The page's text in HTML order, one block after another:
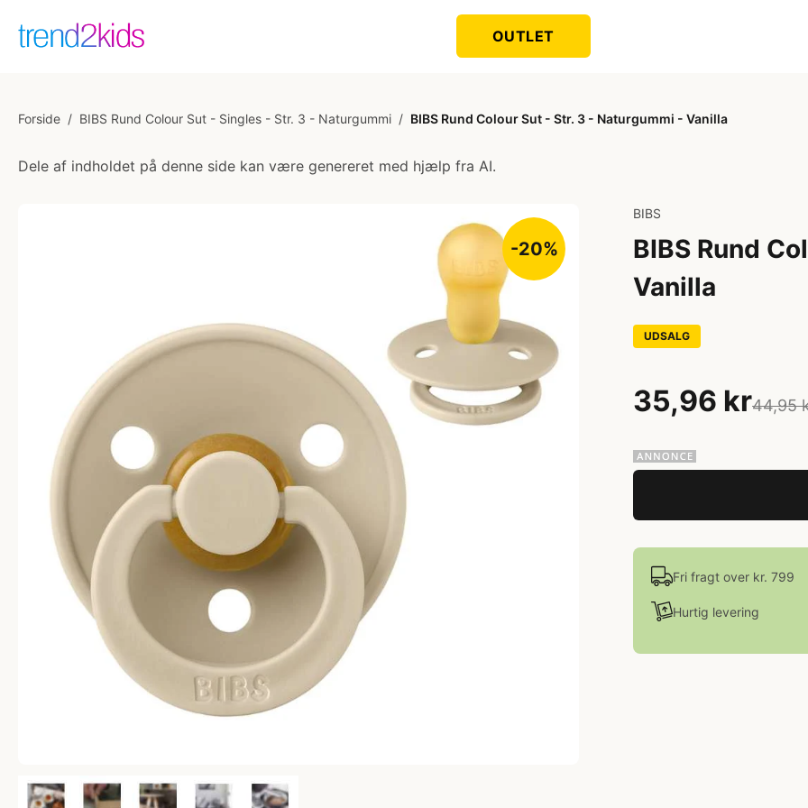
OUTLET
Forside / BIBS Rund Colour Sut - Singles - Str. 3 - Naturgummi / BIBS Rund Colour Sut - Str. 3 - Naturgummi - Vanilla
Dele af indholdet på denne side kan være genereret med hjælp fra AI.
-20%
BIBS
BIBS Rund
Vanilla
UDSALG
35,96 kr44,95
Fri fragt over kr. 799
Hurtig levering